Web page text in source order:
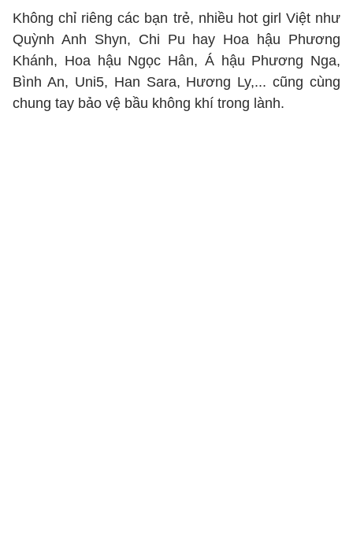
Không chỉ riêng các bạn trẻ, nhiều hot girl Việt như
Quỳnh Anh Shyn, Chi Pu hay Hoa hậu Phương
Khánh, Hoa hậu Ngọc Hân, Á hậu Phương Nga,
Bình An, Uni5, Han Sara, Hương Ly,... cũng cùng
chung tay bảo vệ bầu không khí trong lành.